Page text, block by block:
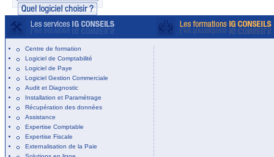
Centre de formation
Logiciel de Comptabilité
Logiciel de Paye
Logiciel Gestion Commerciale
Audit et Diagnostic
Installation et Paramétrage
Récupération des données
Assistance
Expertise Comptable
Expertise Fiscale
Externalisation de la Paie